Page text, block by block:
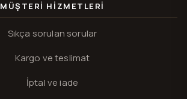
MÜŞTERI HIZMETLERI
Sıkça sorulan sorular
Kargo ve teslimat
İptal ve iade